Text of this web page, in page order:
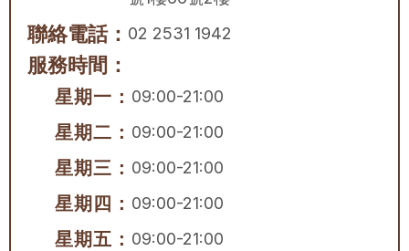
聯絡電話： 02 2531 1942
服務時間：
星期一： 09:00-21:00
星期二： 09:00-21:00
星期三： 09:00-21:00
星期四： 09:00-21:00
星期五： 09:00-21:00